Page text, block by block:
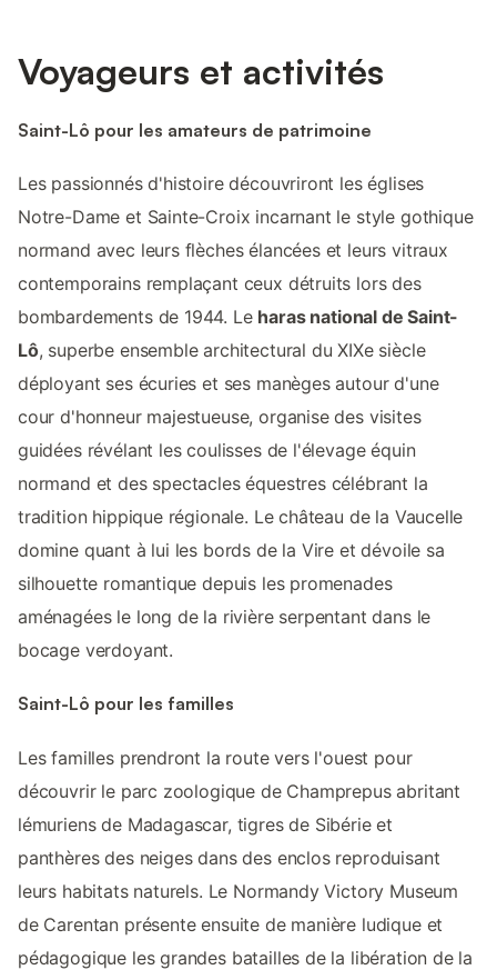
Voyageurs et activités
Saint-Lô pour les amateurs de patrimoine
Les passionnés d'histoire découvriront les églises
Notre-Dame et Sainte-Croix incarnant le style gothique
normand avec leurs flèches élancées et leurs vitraux
contemporains remplaçant ceux détruits lors des
bombardements de 1944. Le haras national de Saint-
Lô, superbe ensemble architectural du XIXe siècle
déployant ses écuries et ses manèges autour d'une
cour d'honneur majestueuse, organise des visites
guidées révélant les coulisses de l'élevage équin
normand et des spectacles équestres célébrant la
tradition hippique régionale. Le château de la Vaucelle
domine quant à lui les bords de la Vire et dévoile sa
silhouette romantique depuis les promenades
aménagées le long de la rivière serpentant dans le
bocage verdoyant.
Saint-Lô pour les familles
Les familles prendront la route vers l'ouest pour
découvrir le parc zoologique de Champrepus abritant
lémuriens de Madagascar, tigres de Sibérie et
panthères des neiges dans des enclos reproduisant
leurs habitats naturels. Le Normandy Victory Museum
de Carentan présente ensuite de manière ludique et
pédagogique les grandes batailles de la libération de la